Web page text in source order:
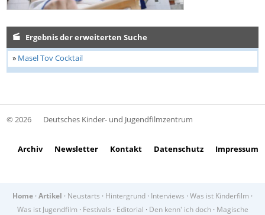
Ergebnis der erweiterten Suche
» Masel Tov Cocktail
© 2026 Deutsches Kinder- und Jugendfilmzentrum
Archiv Newsletter Kontakt Datenschutz Impressum
Home · Artikel · Neustarts · Hintergrund · Interviews · Was ist Kinderfilm ·
Was ist Jugendfilm · Festivals · Editorial · Den kenn' ich doch· Magische